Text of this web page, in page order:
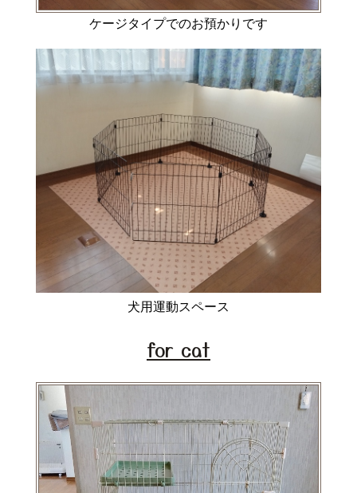
ケージタイプでのお預かりです
犬用運動スペース
for cat